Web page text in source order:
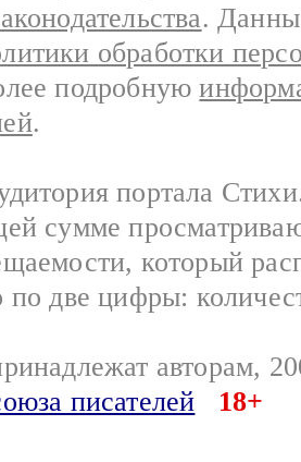
.
обработки
подробную
.
портала
сумме
который
по две цифры:
авторам,
писателей
18+